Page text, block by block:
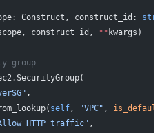
Construct, construct_id: str
construct_id, ** kwargs)
group
,
self, "VPC" ,
HTTP traffic" ,